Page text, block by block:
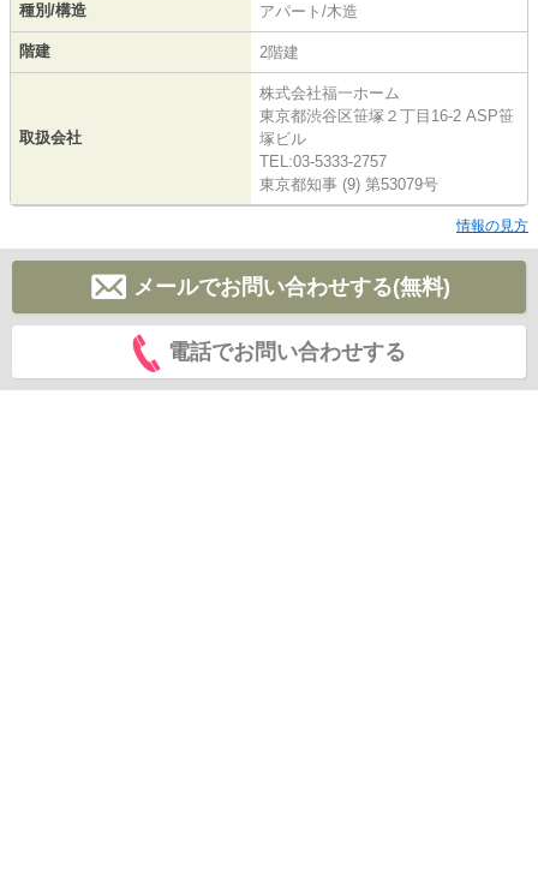
種別/構造 アパート/木造
階建 2階建
取扱会社
株式会社福一ホーム
東京都渋谷区笹塚２丁目16-2 ASP笹
塚ビル
TEL:03-5333-2757
東京都知事 (9) 第53079号
情報の見方
メールでお問い合わせする(無料)
電話でお問い合わせする